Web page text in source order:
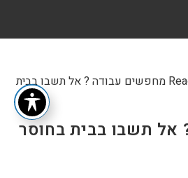
אל תשבו בבית בחוסר